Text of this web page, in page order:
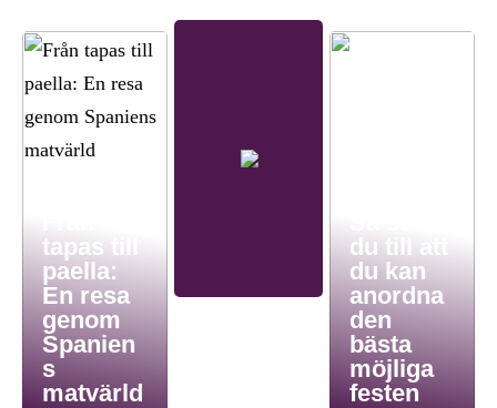
tapas till
paella:
En resa
genom
Spanien
s
matvärld
du till att
du kan
anordna
den
bästa
möjliga
festen